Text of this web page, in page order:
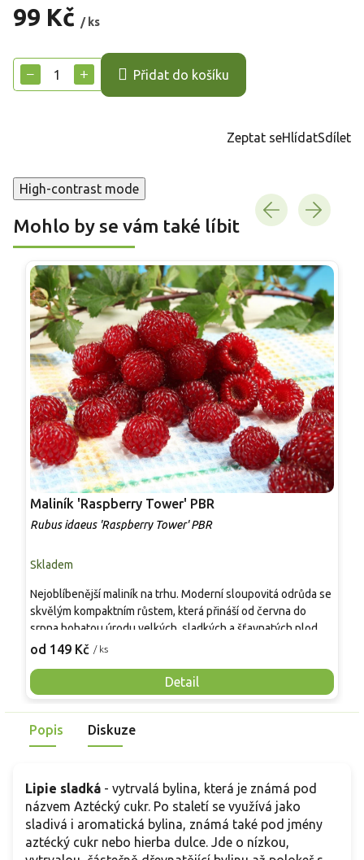
99 Kč / ks
cena:
+
− Přidat do košíku
Zeptat seHlídatSdílet
High-contrast mode
Mohlo by se vám také líbit
Maliník 'Raspberry Tower' PBR
Rubus idaeus 'Raspberry Tower' PBR
Skladem
od 149 Kč / ks
Detail
Nejoblíbenější maliník na trhu. Moderní sloupovitá odrůda se
skvělým kompaktním růstem, která přináší od června do
srpna bohatou úrodu velkých, sladkých a šťavnatých plodů.
Pevné vzpřímené výhony tvoří elegantní habitus bez
Mrazuvzdornost do −25 °C a spolehlivá vitalita z něj dělají
skvělou volbu pro každého pěstitele.
Popis Diskuze
Lipie sladká - vytrvalá bylina, která je známá pod
názvem Aztécký cukr. Po staletí se využívá jako
sladivá i aromatická bylina, známá také pod jmény
aztécký cukr nebo hierba dulce. Jde o nízkou,